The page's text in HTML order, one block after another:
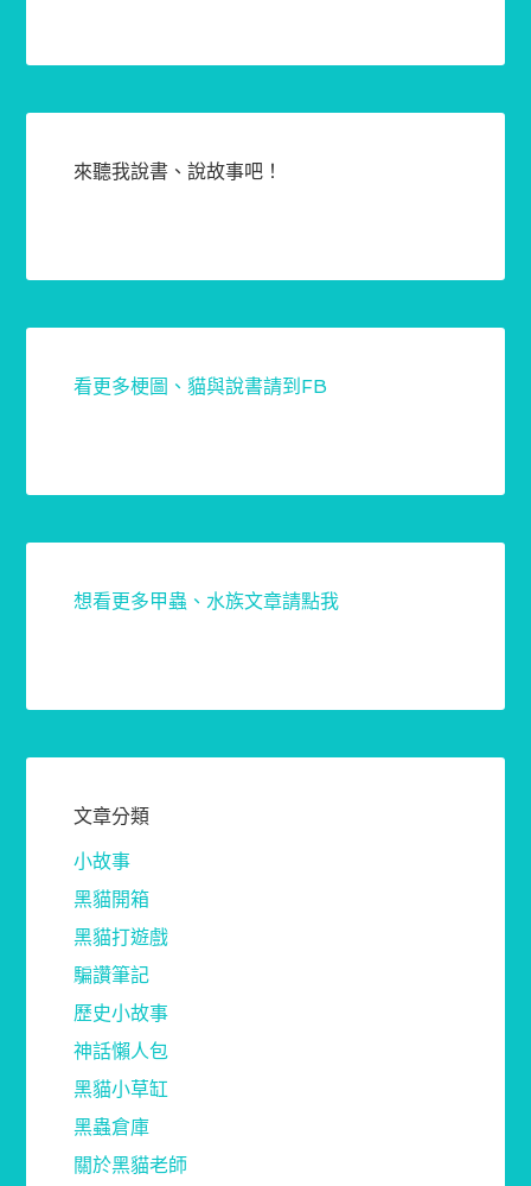
來聽我說書、說故事吧！
看更多梗圖、貓與說書請到FB
想看更多甲蟲、水族文章請點我
文章分類
小故事
黑貓開箱
黑貓打遊戲
騙讚筆記
歷史小故事
神話懶人包
黑貓小草缸
黑蟲倉庫
關於黑貓老師